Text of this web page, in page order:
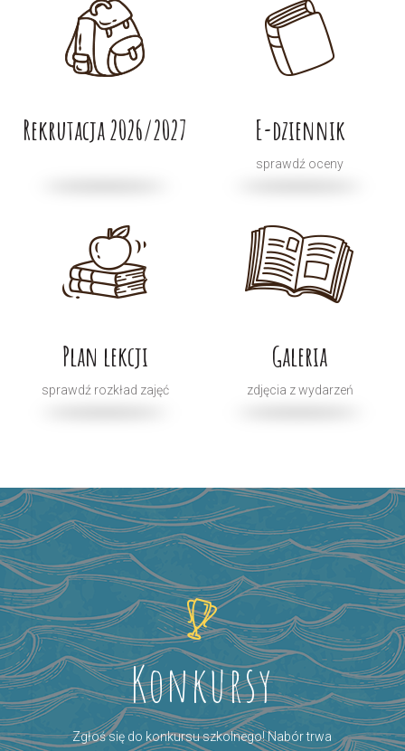
Rekrutacja 2026/2027 E-dziennik
sprawdź oceny
Plan lekcji
sprawdź rozkład zajęć
Galeria
zdjęcia z wydarzeń
Konkursy
Zgłoś się do konkursu szkolnego! Nabór trwa